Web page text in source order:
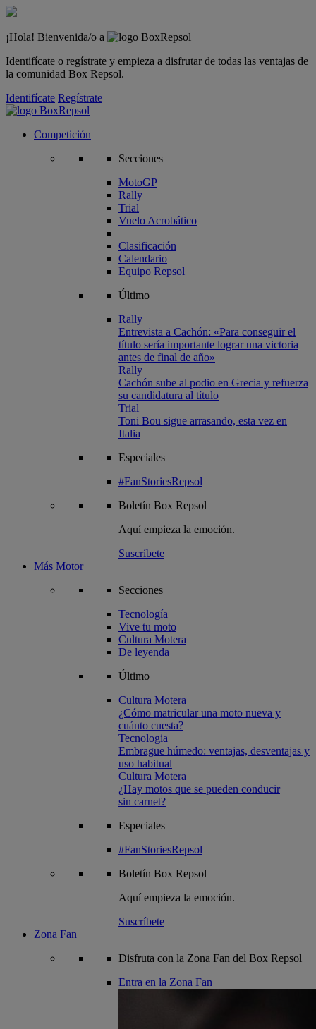
¡Hola! Bienvenida/o a
Identifícate o regístrate y empieza a disfrutar de todas las ventajas de
la comunidad Box Repsol.
Identifícate Regístrate
Competición
Secciones
MotoGP
Rally
Trial
Vuelo Acrobático
Clasificación
Calendario
Equipo Repsol
Último
Rally
Entrevista a Cachón: «Para conseguir el
título sería importante lograr una victoria
antes de final de año»
Rally
Cachón sube al podio en Grecia y refuerza
su candidatura al título
Trial
Toni Bou sigue arrasando, esta vez en
Italia
Especiales
#FanStoriesRepsol
Boletín Box Repsol
Aquí empieza la emoción.
Suscríbete
Más Motor
Secciones
Tecnología
Vive tu moto
Cultura Motera
De leyenda
Último
Cultura Motera
¿Cómo matricular una moto nueva y
cuánto cuesta?
Tecnologia
Embrague húmedo: ventajas, desventajas y
uso habitual
Cultura Motera
¿Hay motos que se pueden conducir
sin carnet?
Especiales
#FanStoriesRepsol
Boletín Box Repsol
Aquí empieza la emoción.
Suscríbete
Zona Fan
Disfruta con la Zona Fan del Box Repsol
Entra en la Zona Fan